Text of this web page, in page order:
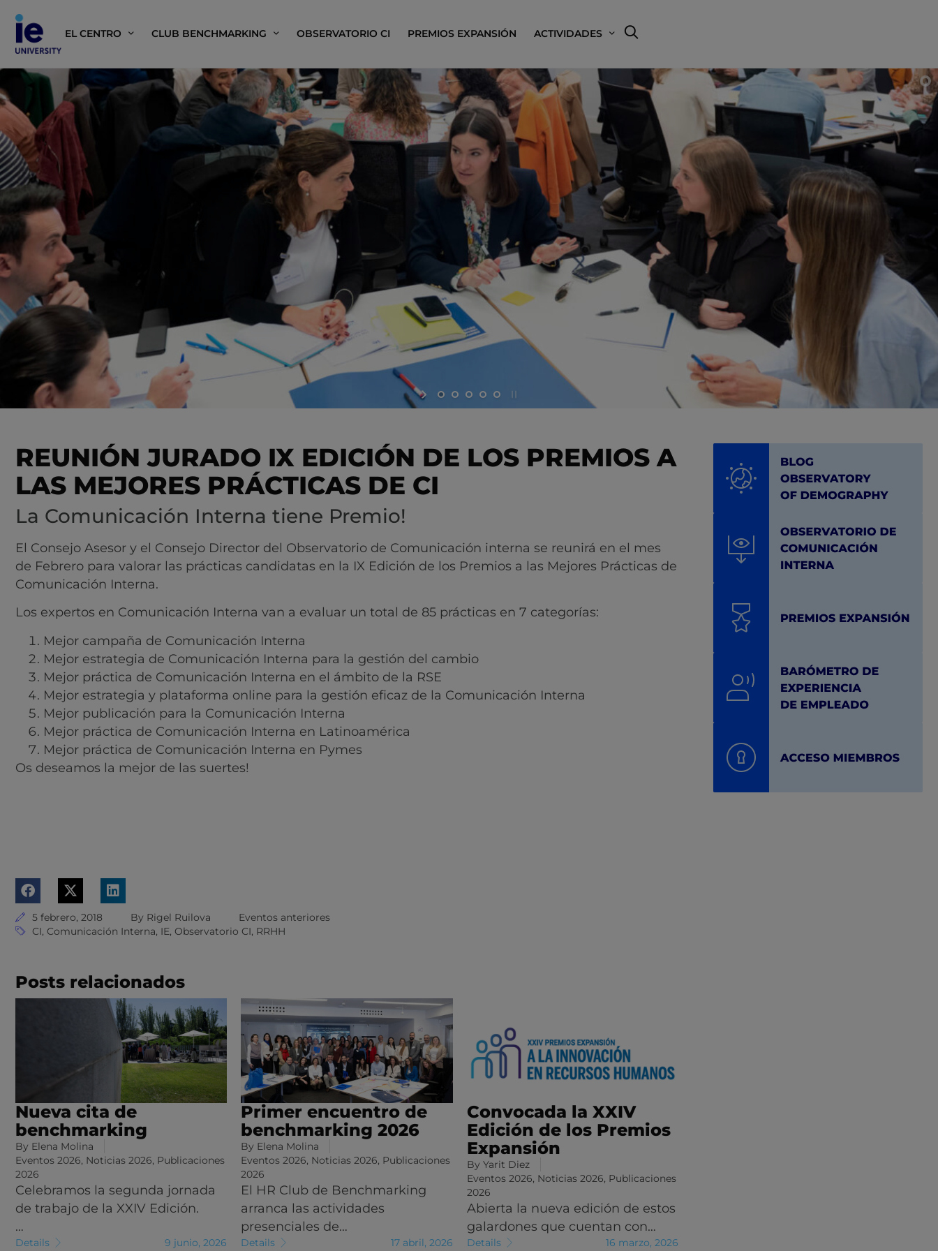
EL CENTRO CLUB BENCHMARKING OBSERVATORIO CI PREMIOS EXPANSIÓN ACTIVIDADES
REUNIÓN JURADO IX EDICIÓN DE LOS PREMIOS A
LAS MEJORES PRÁCTICAS DE CI
La Comunicación Interna tiene Premio!
El Consejo Asesor y el Consejo Director del Observatorio de Comunicación interna se reunirá en el mes
de Febrero para valorar las prácticas candidatas en la IX Edición de los Premios a las Mejores Prácticas de
Comunicación Interna.
Los expertos en Comunicación Interna van a evaluar un total de 85 prácticas en 7 categorías:
Mejor campaña de Comunicación Interna
Mejor estrategia de Comunicación Interna para la gestión del cambio
Mejor práctica de Comunicación Interna en el ámbito de la RSE
Mejor estrategia y plataforma online para la gestión eficaz de la Comunicación Interna
Mejor publicación para la Comunicación Interna
Mejor práctica de Comunicación Interna en Latinoamérica
Mejor práctica de Comunicación Interna en Pymes
Os deseamos la mejor de las suertes!
5 febrero, 2018 By Rigel Ruilova
Eventos anteriores
CI, Comunicación Interna, IE, Observatorio CI, RRHH
Posts relacionados
Nueva cita de
benchmarking
By Elena Molina
Eventos 2026, Noticias 2026, Publicaciones
2026
Celebramos la segunda jornada
de trabajo de la XXIV Edición.
…
Details 9 junio, 2026
Primer encuentro de
benchmarking 2026
By Elena Molina
Eventos 2026, Noticias 2026, Publicaciones
2026
El HR Club de Benchmarking
arranca las actividades
presenciales de…
Details 17 abril, 2026
Convocada la XXIV
Edición de los Premios
Expansión
By Yarit Diez
Eventos 2026, Noticias 2026, Publicaciones
2026
Abierta la nueva edición de estos
galardones que cuentan con…
Details 16 marzo, 2026